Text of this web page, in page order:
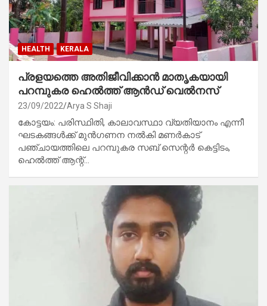
HEALTH KERALA
പ്രളയത്തെ അതിജീവിക്കാൻ മാതൃകയായി
പറമ്പുകര ഹെൽത്ത് ആൻഡ് വെൽനസ്
23/09/2022 Arya S Shaji
കോട്ടയം: പരിസ്ഥിതി, കാലാവസ്ഥാ വ്യതിയാനം എന്നീ
ഘടകങ്ങൾക്ക് മുൻഗണന നൽകി മണർകാട്
പഞ്ചായത്തിലെ പറമ്പുകര സബ് സെന്റർ കെട്ടിടം,
ഹെൽത്ത് ആന്റ്…